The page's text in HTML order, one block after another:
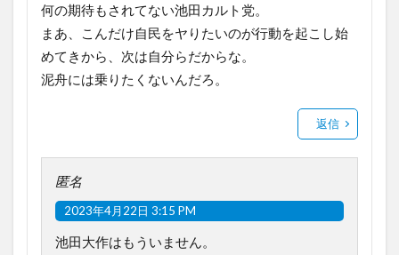
何の期待もされてない池田カルト党。
まあ、こんだけ自民をヤりたいのが行動を起こし始
めてきから、次は自分らだからな。
泥舟には乗りたくないんだろ。
返信
匿名
2023年4月22日 3:15 PM
池田大作はもういません。